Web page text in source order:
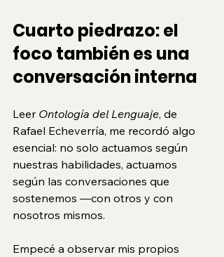
Cuarto piedrazo: el
foco también es una
conversación interna
Leer Ontología del Lenguaje, de
Rafael Echeverría, me recordó algo
esencial: no solo actuamos según
nuestras habilidades, actuamos
según las conversaciones que
sostenemos —con otros y con
nosotros mismos.
Empecé a observar mis propios